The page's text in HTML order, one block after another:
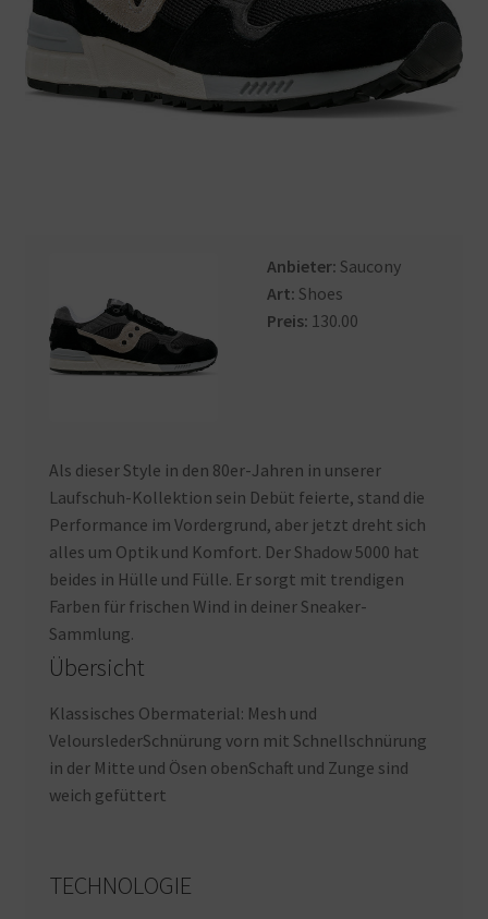
Anbieter: Saucony
Art: Shoes
Preis: 130.00
Als dieser Style in den 80er-Jahren in unserer
Laufschuh-Kollektion sein Debüt feierte, stand die
Performance im Vordergrund, aber jetzt dreht sich
alles um Optik und Komfort. Der Shadow 5000 hat
beides in Hülle und Fülle. Er sorgt mit trendigen
Farben für frischen Wind in deiner Sneaker-
Sammlung.
Übersicht
Klassisches Obermaterial: Mesh und
VelourslederSchnürung vorn mit Schnellschnürung
in der Mitte und Ösen obenSchaft und Zunge sind
weich gefüttert
TECHNOLOGIE